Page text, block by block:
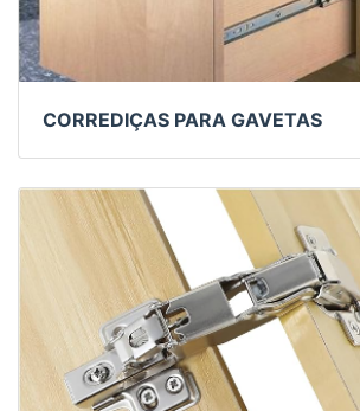
CORREDIÇAS PARA GAVETAS